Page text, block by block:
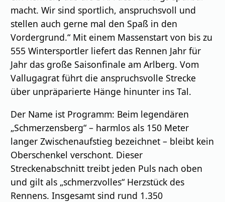
macht. Wir sind sportlich, anspruchsvoll und
stellen auch gerne mal den Spaß in den
Vordergrund.“ Mit einem Massenstart von bis zu
555 Wintersportler liefert das Rennen Jahr für
Jahr das große Saisonfinale am Arlberg. Vom
Vallugagrat führt die anspruchsvolle Strecke
über unpräparierte Hänge hinunter ins Tal.
Der Name ist Programm: Beim legendären
„Schmerzensberg“ – harmlos als 150 Meter
langer Zwischenaufstieg bezeichnet – bleibt kein
Oberschenkel verschont. Dieser
Streckenabschnitt treibt jeden Puls nach oben
und gilt als „schmerzvolles“ Herzstück des
Rennens. Insgesamt sind rund 1.350